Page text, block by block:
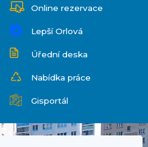
Online rezervace
Lepší Orlová
Úřední deska
Nabídka práce
Gisportál